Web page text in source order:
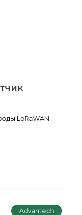
LoRaWAN
Advantech